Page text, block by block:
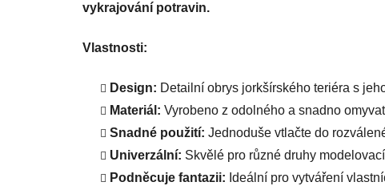
vykrajování potravin.
Vlastnosti:
Design: Detailní obrys jorkšírského teriéra s
Materiál: Vyrobeno z odolného a snadno
Snadné použití: Jednoduše vtlačte do
Univerzální: Skvělé pro různé druhy
Podněcuje fantazii: Ideální pro vytváření